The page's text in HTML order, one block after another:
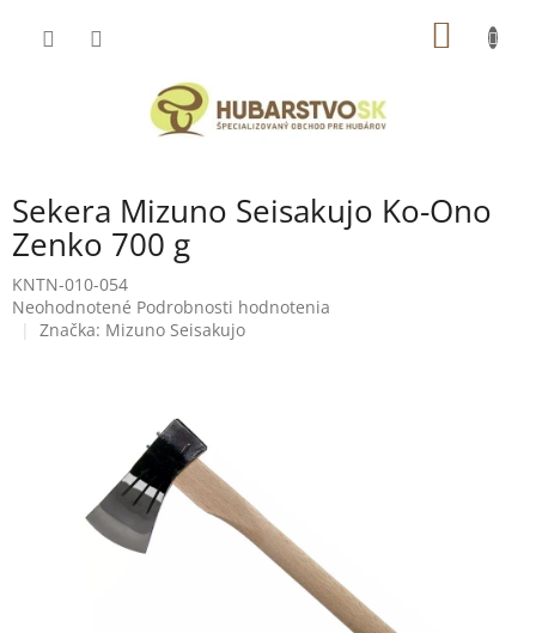
Sekera Mizuno Seisakujo Ko-Ono
Zenko 700 g
KNTN-010-054
Priemerné
hodnotenie
Neohodnotené Podrobnosti hodnotenia
Značka: Mizuno Seisakujo